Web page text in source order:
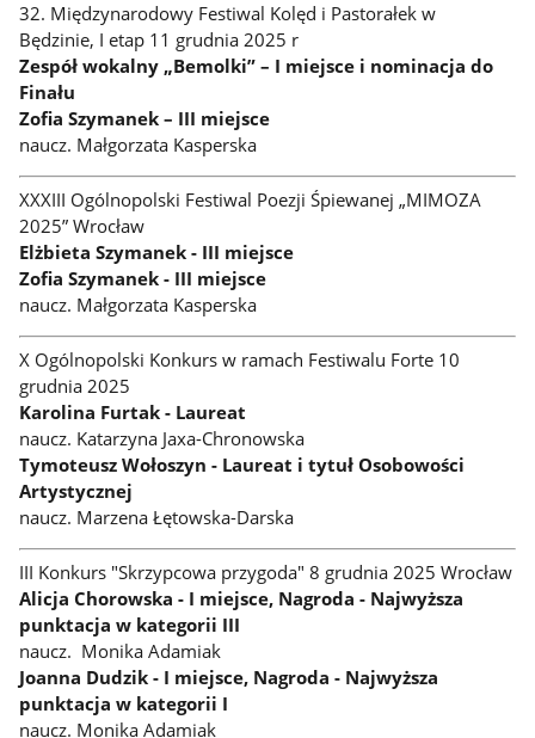
32. Międzynarodowy Festiwal Kolęd i Pastorałek w
Będzinie, I etap 11 grudnia 2025 r
Zespół wokalny „Bemolki” – I miejsce i nominacja do
Finału
Zofia Szymanek – III miejsce
naucz. Małgorzata Kasperska
XXXIII Ogólnopolski Festiwal Poezji Śpiewanej „MIMOZA
2025” Wrocław
Elżbieta Szymanek - III miejsce
Zofia Szymanek - III miejsce
naucz. Małgorzata Kasperska
X Ogólnopolski Konkurs w ramach Festiwalu Forte 10
grudnia 2025
Karolina Furtak - Laureat
naucz. Katarzyna Jaxa-Chronowska
Tymoteusz Wołoszyn - Laureat i tytuł Osobowości
Artystycznej
naucz. Marzena Łętowska-Darska
III Konkurs "Skrzypcowa przygoda" 8 grudnia 2025 Wrocław
Alicja Chorowska - I miejsce, Nagroda - Najwyższa
punktacja w kategorii III
naucz. Monika Adamiak
Joanna Dudzik - I miejsce, Nagroda - Najwyższa
punktacja w kategorii I
naucz. Monika Adamiak